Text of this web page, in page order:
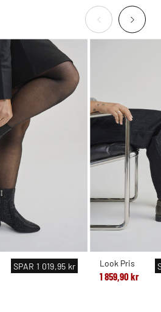
SPAR 1 019,95 kr Look Pris
1 859,90 kr